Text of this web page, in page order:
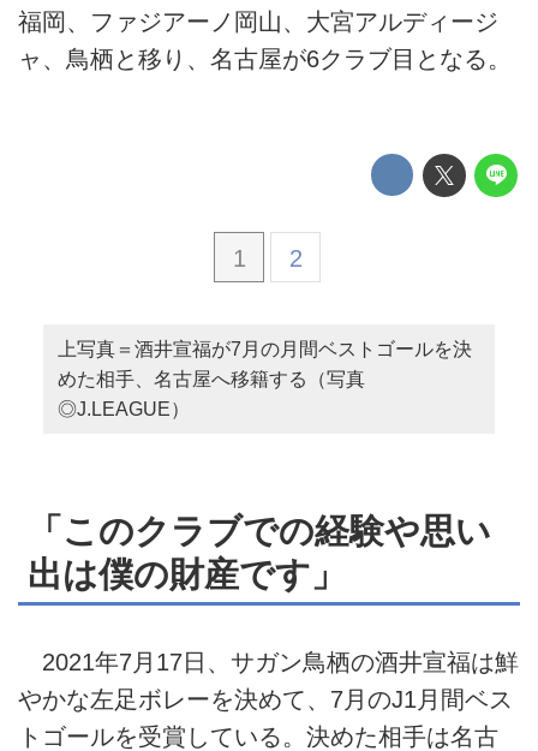
福岡、ファジアーノ岡山、大宮アルディージ
ャ、鳥栖と移り、名古屋が6クラブ目となる。
1 2
上写真＝酒井宣福が7月の月間ベストゴールを決
めた相手、名古屋へ移籍する（写真
◎J.LEAGUE）
「このクラブでの経験や思い
出は僕の財産です」
2021年7月17日、サガン鳥栖の酒井宣福は鮮
やかな左足ボレーを決めて、7月のJ1月間ベス
トゴールを受賞している。決めた相手は名古